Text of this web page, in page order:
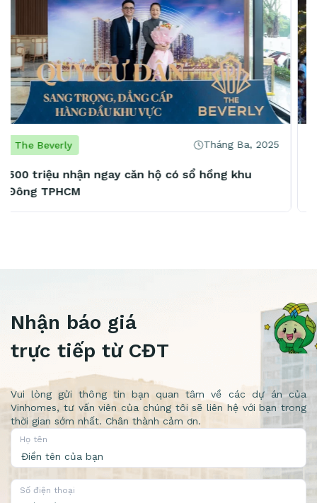
The Beverly Tháng Ba, 2025
The Beverly đón dòng người khổng lồ tới trải
nghiệm, an cư sau cú hích Metro số 1
Nhận báo giá
trực tiếp từ CĐT
Vui lòng gửi thông tin bạn quan tâm về các dự án của
Vinhomes, tư vấn viên của chúng tôi sẽ liên hệ với bạn trong
thời gian sớm nhất. Chân thành cảm ơn.
Họ tên
Số điện thoại